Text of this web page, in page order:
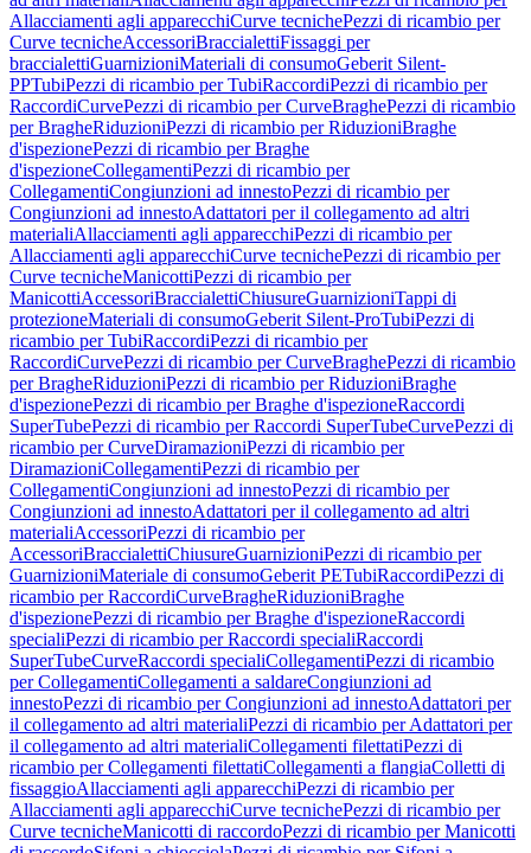
Allacciamenti agli apparecchiCurve tecnichePezzi di ricambio per
Curve tecnicheAccessoriBraccialettiFissaggi per
braccialettiGuarnizioniMateriali di consumoGeberit Silent-
PPTubiPezzi di ricambio per TubiRaccordiPezzi di ricambio per
RaccordiCurvePezzi di ricambio per CurveBraghePezzi di ricambio
per BragheRiduzioniPezzi di ricambio per RiduzioniBraghe
d'ispezionePezzi di ricambio per Braghe
d'ispezioneCollegamentiPezzi di ricambio per
CollegamentiCongiunzioni ad innestoPezzi di ricambio per
Congiunzioni ad innestoAdattatori per il collegamento ad altri
materialiAllacciamenti agli apparecchiPezzi di ricambio per
Allacciamenti agli apparecchiCurve tecnichePezzi di ricambio per
Curve tecnicheManicottiPezzi di ricambio per
ManicottiAccessoriBraccialettiChiusureGuarnizioniTappi di
protezioneMateriali di consumoGeberit Silent-ProTubiPezzi di
ricambio per TubiRaccordiPezzi di ricambio per
RaccordiCurvePezzi di ricambio per CurveBraghePezzi di ricambio
per BragheRiduzioniPezzi di ricambio per RiduzioniBraghe
d'ispezionePezzi di ricambio per Braghe d'ispezioneRaccordi
SuperTubePezzi di ricambio per Raccordi SuperTubeCurvePezzi di
ricambio per CurveDiramazioniPezzi di ricambio per
DiramazioniCollegamentiPezzi di ricambio per
CollegamentiCongiunzioni ad innestoPezzi di ricambio per
Congiunzioni ad innestoAdattatori per il collegamento ad altri
materialiAccessoriPezzi di ricambio per
AccessoriBraccialettiChiusureGuarnizioniPezzi di ricambio per
GuarnizioniMateriale di consumoGeberit PETubiRaccordiPezzi di
ricambio per RaccordiCurveBragheRiduzioniBraghe
d'ispezionePezzi di ricambio per Braghe d'ispezioneRaccordi
specialiPezzi di ricambio per Raccordi specialiRaccordi
SuperTubeCurveRaccordi specialiCollegamentiPezzi di ricambio
per CollegamentiCollegamenti a saldareCongiunzioni ad
innestoPezzi di ricambio per Congiunzioni ad innestoAdattatori per
il collegamento ad altri materialiPezzi di ricambio per Adattatori per
il collegamento ad altri materialiCollegamenti filettatiPezzi di
ricambio per Collegamenti filettatiCollegamenti a flangiaColletti di
fissaggioAllacciamenti agli apparecchiPezzi di ricambio per
Allacciamenti agli apparecchiCurve tecnichePezzi di ricambio per
Curve tecnicheManicotti di raccordoPezzi di ricambio per Manicotti